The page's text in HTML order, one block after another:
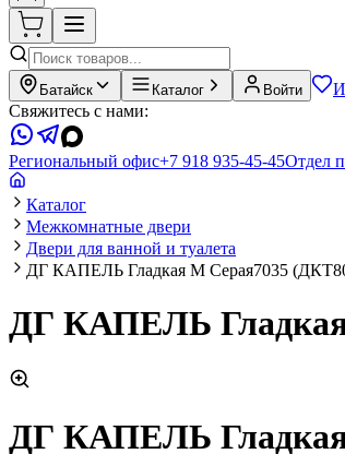
Батайск Каталог Войти
Свяжитесь с нами:
Региональный офис+7 918 935-45-45Отдел
Каталог
Межкомнатные двери
Двери для ванной и туалета
ДГ КАПЕЛЬ Гладкая М Серая7035
ДГ КАПЕЛЬ
ДГ КАПЕЛЬ